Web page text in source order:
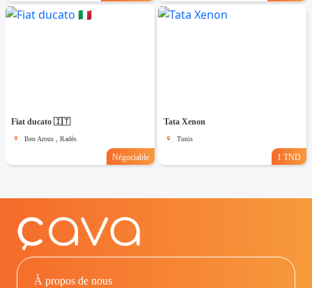
Fiat ducato 🇮🇹
Ben Arous , Radès
Négociable
Tata Xenon
Tunis
1 TND
À propos de nous